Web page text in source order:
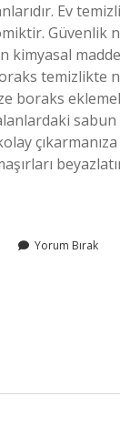
Ev
Güvenlik
kimyasal
temizlikte
boraks
sabun
çıkarmanıza
Yorum Bırak